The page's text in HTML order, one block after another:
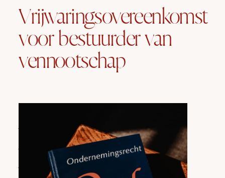
Vrijwaringsovereenkomst
voor bestuurder van
vennootschap
Vrijwaringsovereenkomst
voor
bestuurder van
vennootschap